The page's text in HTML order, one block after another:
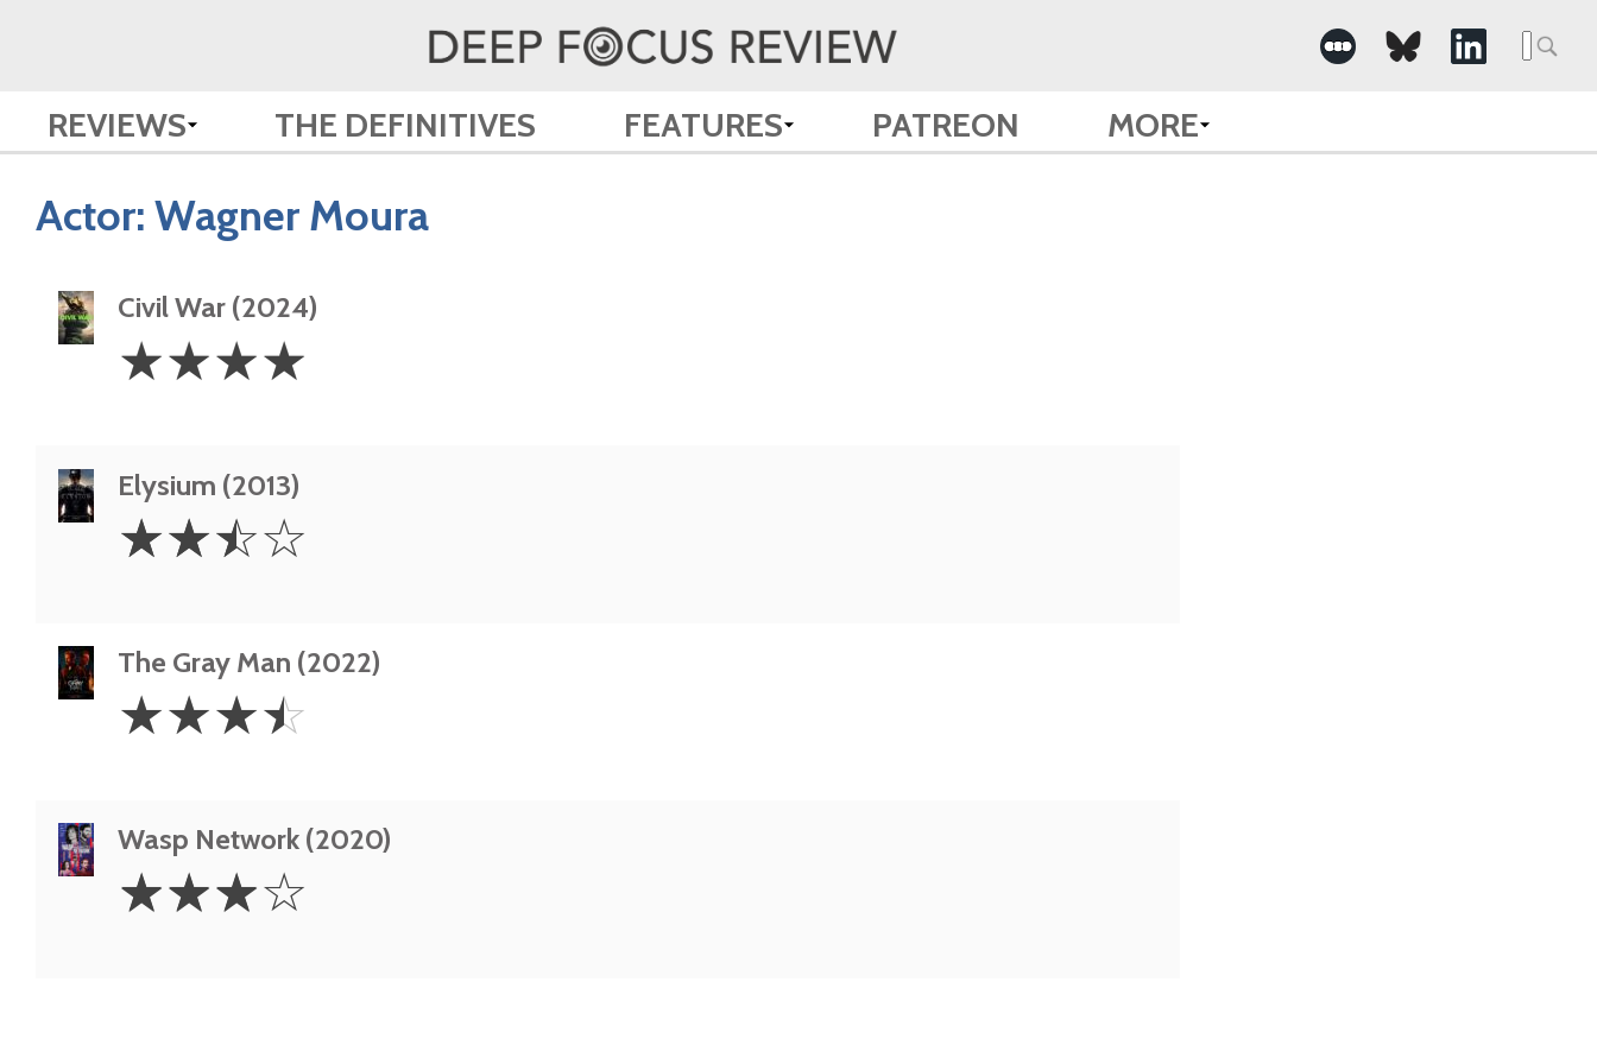
REVIEWS THE DEFINITIVES FEATURES PATREON MORE
Actor: Wagner Moura
Civil War (2024)
Stars
☆☆☆☆
Elysium (2013)
2.5
Stars
☆☆☆☆
The Gray Man (2022)
3.5
Stars
☆☆☆☆
Wasp Network (2020)
Stars
☆☆☆☆